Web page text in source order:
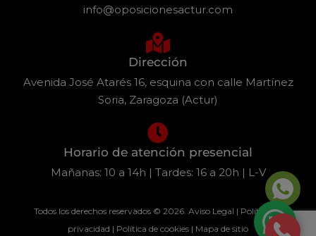
info@oposicionesactur.com
Dirección
Avenida José Atarés 16, esquina con calle Martínez
Soria, Zaragoza (Actur)
Horario de atención presencial
Mañanas: 10 a 14h | Tardes: 16 a 20h | L-V
Todos los derechos reservados © 2026. Aviso Legal | Política de
privacidad | Política de cookies | Mapa de sitio